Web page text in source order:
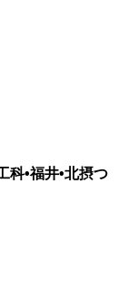
科•福井•北摂つ